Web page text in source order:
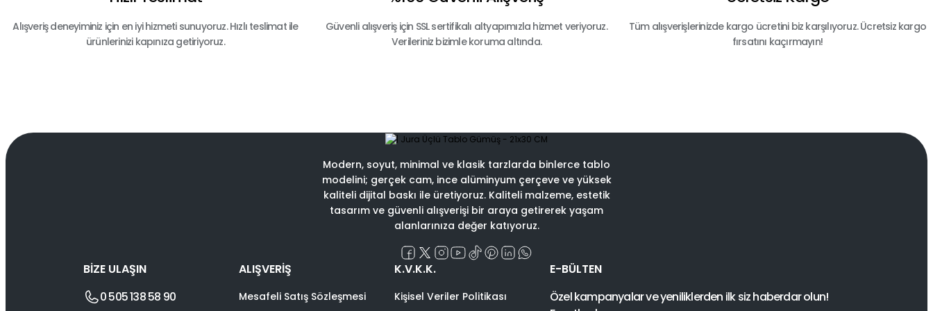
Alışveriş deneyiminiz için en iyi hizmeti sunuyoruz. Hızlı teslimat ile
ürünlerinizi kapınıza getiriyoruz.
Güvenli alışveriş için SSL sertifikalı altyapımızla hizmet veriyoruz.
Verileriniz bizimle koruma altında.
Tüm alışverişlerinizde kargo ücretini biz karşılıyoruz. Ücretsiz kargo
fırsatını kaçırmayın!
Modern, soyut, minimal ve klasik tarzlarda binlerce tablo
modelini; gerçek cam, ince alüminyum çerçeve ve yüksek
kaliteli dijital baskı ile üretiyoruz. Kaliteli malzeme, estetik
tasarım ve güvenli alışverişi bir araya getirerek yaşam
alanlarınıza değer katıyoruz.
BİZE ULAŞIN
0 505 138 58 90
ALIŞVERİŞ
Mesafeli Satış Sözleşmesi
K.V.K.K.
Kişisel Veriler Politikası
E-BÜLTEN
Özel kampanyalar ve yeniliklerden ilk siz haberdar olun!